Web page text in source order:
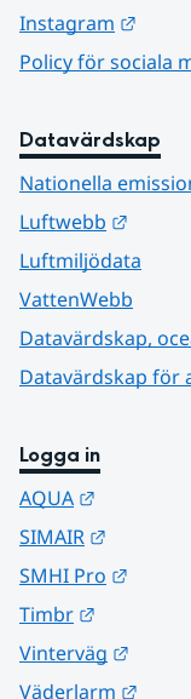
Instagram
Policy för sociala
Datavärdskap
Nationella
Luftwebb
Luftmiljödata
VattenWebb
Datavärdskap,
Datavärdskap för
Logga in
AQUA
SIMAIR
SMHI Pro
Timbr
Vinterväg
Väderlarm